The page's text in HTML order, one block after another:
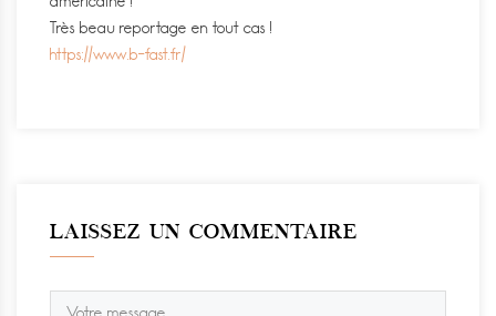
Très beau reportage en tout cas !
https://www.b-fast.fr/
LAISSEZ UN COMMENTAIRE